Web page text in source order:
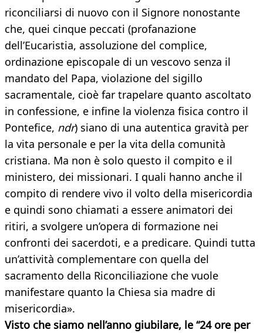
riconciliarsi di nuovo con il Signore nonostante
che, quei cinque peccati (profanazione
dell’Eucaristia, assoluzione del complice,
ordinazione episcopale di un vescovo senza il
mandato del Papa, violazione del sigillo
sacramentale, cioè far trapelare quanto ascoltato
in confessione, e infine la violenza fisica contro il
Pontefice, ndr) siano di una autentica gravità per
la vita personale e per la vita della comunità
cristiana. Ma non è solo questo il compito e il
ministero, dei missionari. I quali hanno anche il
compito di rendere vivo il volto della misericordia
e quindi sono chiamati a essere animatori dei
ritiri, a svolgere un’opera di formazione nei
confronti dei sacerdoti, e a predicare. Quindi tutta
un’attività complementare con quella del
sacramento della Riconciliazione che vuole
manifestare quanto la Chiesa sia madre di
misericordia».
Visto che siamo nell’anno giubilare, le “24 ore per